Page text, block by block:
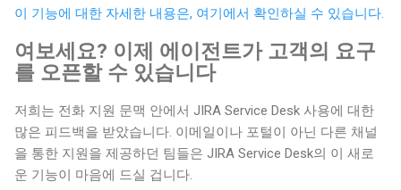
이 기능에 대한 자세한 내용은, 여기에서 확인하실 수 있습니다.
여보세요? 이제 에이전트가 고객의 요구
를 오픈할 수 있습니다
저희는 전화 지원 문맥 안에서 JIRA Service Desk 사용에 대한
많은 피드백을 받았습니다. 이메일이나 포털이 아닌 다른 채널
을 통한 지원을 제공하던 팀들은 JIRA Service Desk의 이 새로
운 기능이 마음에 드실 겁니다.